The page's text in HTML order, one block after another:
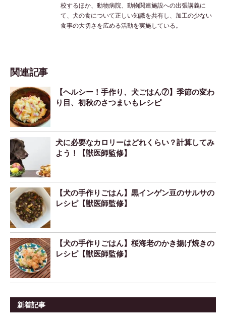
校するほか、動物病院、動物関連施設への出張講義に
て、犬の食について正しい知識を共有し、加工の少ない
食事の大切さを広める活動を実施している。
関連記事
【ヘルシー！手作り、犬ごはん⑦】季節の変わ
り目、初秋のさつまいもレシピ
犬に必要なカロリーはどれくらい？計算してみ
よう！【獣医師監修】
【犬の手作りごはん】黒インゲン豆のサルサの
レシピ【獣医師監修】
【犬の手作りごはん】桜海老のかき揚げ焼きの
レシピ【獣医師監修】
新着記事